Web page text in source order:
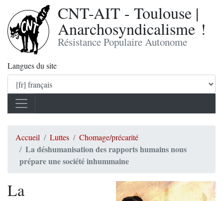
CNT-AIT - Toulouse |
Anarchosyndicalisme !
Résistance Populaire Autonome
Langues du site
Accueil Luttes Chomage/précarité
La déshumanisation des rapports humains nous
prépare une société inhummaine
La